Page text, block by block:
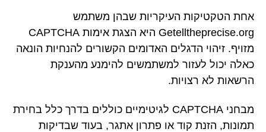
אחת הטקטיקות העיקריות שבהן משתמש
Getelltheprecise.org היא הצגת אימות CAPTCHA
מזויף. זיהוי הדגלים האדומים הקשורים להנחיות הונאה
כאלה יכול לעזור למשתמשים להימנע מהענקת
הרשאות לא רצויות.
מבחני CAPTCHA לגיטימיים כוללים בדרך כלל בחירת
תמונות, הזנת קוד או פתרון אתגר, בעוד שבדיקות